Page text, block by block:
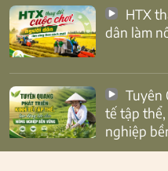
dân làm
tế tập
nghiệp